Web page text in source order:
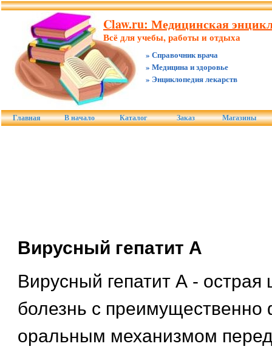
Claw.ru: Медицинская
Всё для учебы, работы и отдыха
» Справочник врача
» Медицина и здоровье
» Энциклопедия лекарств
Главная В начало Каталог Заказ Магазины
Вирусный гепатит А
Вирусный гепатит А - острая
болезнь с преимущественно
оральным механизмом